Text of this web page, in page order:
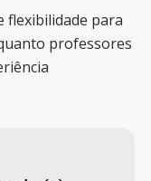
flexibilidade para
professores